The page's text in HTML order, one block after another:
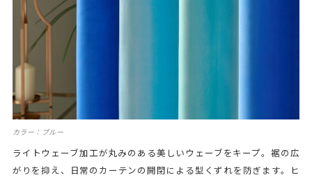
カラー：ブルー
ライトウェーブ加工が丸みのある美しいウェーブをキープ。裾の広
がりを抑え、日常のカーテンの開閉による型くずれを防ぎます。ヒ